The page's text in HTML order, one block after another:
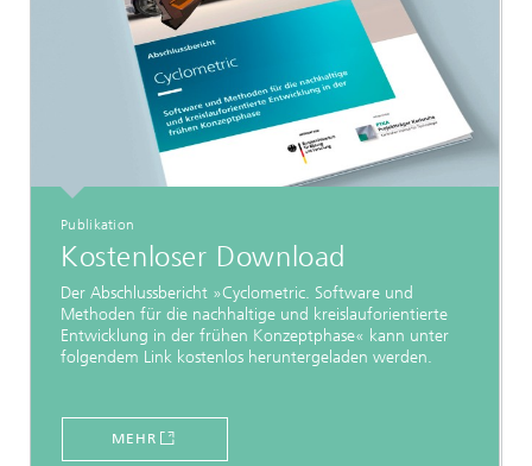
Publikation
Kostenloser Download
Der Abschlussbericht »Cyclometric. Software und
Methoden für die nachhaltige und kreislauforientierte
Entwicklung in der frühen Konzeptphase« kann unter
folgendem Link kostenlos heruntergeladen werden.
MEHR